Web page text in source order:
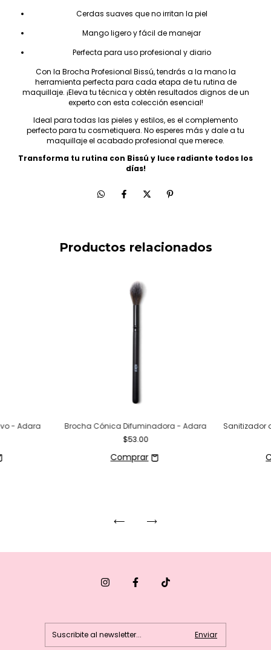
Cerdas suaves que no irritan la piel
Mango ligero y fácil de manejar
Perfecta para uso profesional y diario
Con la Brocha Profesional Bissú, tendrás a la mano la
herramienta perfecta para cada etapa de tu rutina de
maquillaje. ¡Eleva tu técnica y obtén resultados dignos de un
experto con esta colección esencial!
Ideal para todas las pieles y estilos, es el complemento
perfecto para tu cosmetiquera. No esperes más y dale a tu
maquillaje el acabado profesional que merece.
Transforma tu rutina con Bissú y luce radiante todos los
días!
Productos relacionados
- Adara
Brocha Cónica Difuminadora - Adara
$53.00
Sanitizador